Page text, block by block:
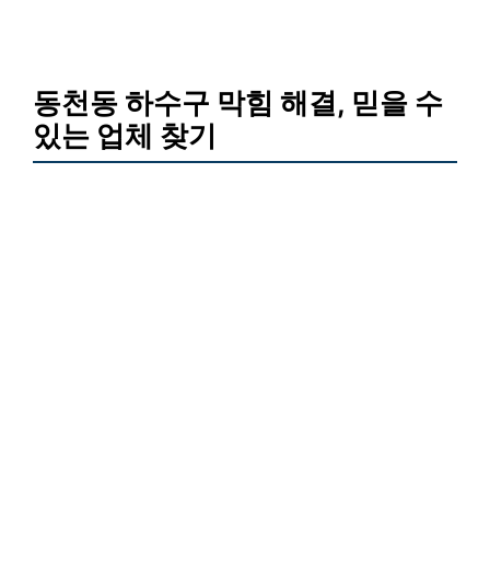
동천동 하수구 막힘 해결, 믿을 수
있는 업체 찾기